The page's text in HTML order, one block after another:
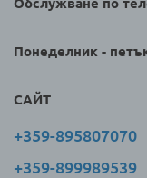
Обслужване по
Понеделник -
САЙТ
+359-895807070
+359-899989539